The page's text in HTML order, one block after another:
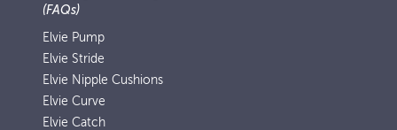
(FAQs)
Elvie Pump
Elvie Stride
Elvie Nipple Cushions
Elvie Curve
Elvie Catch